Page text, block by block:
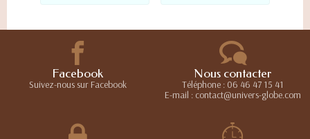
Facebook
Suivez-nous sur Facebook
Nous contacter
Téléphone : 06 46 47 15 41
E-mail : contact@univers-globe.com